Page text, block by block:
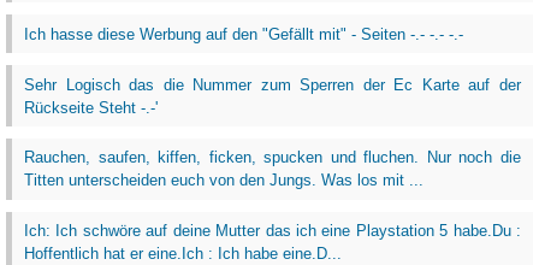
Ich hasse diese Werbung auf den "Gefällt mit" - Seiten -.- -.- -.-
Sehr Logisch das die Nummer zum Sperren der Ec Karte auf der
Rückseite Steht -.-'
Rauchen, saufen, kiffen, ficken, spucken und fluchen. Nur noch die
Titten unterscheiden euch von den Jungs. Was los mit ...
Ich: Ich schwöre auf deine Mutter das ich eine Playstation 5 habe.Du :
Hoffentlich hat er eine.Ich : Ich habe eine.D...